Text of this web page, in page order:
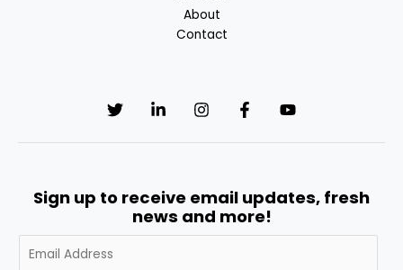
About
Contact
Sign up to receive email updates, fresh
news and more!